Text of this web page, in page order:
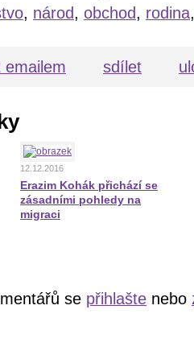
, národ, obchod, rodina
emailem sdílet
12.12.2016
Erazim Kohák přichází se
zásadními pohledy na
migraci
se přihlašte nebo